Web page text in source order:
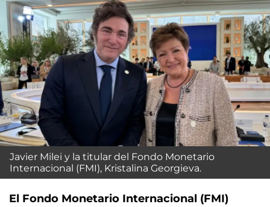
Javier Milei y la titular del Fondo Monetario
Internacional (FMI), Kristalina Georgieva.
El Fondo Monetario Internacional (FMI)